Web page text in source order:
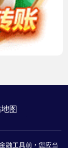
图
融工具前，您应当